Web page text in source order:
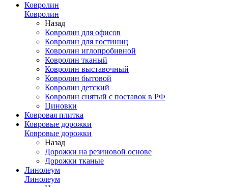
Ковролин
Ковролин
Назад
Ковролин для офисов
Ковролин для гостиниц
Ковролин иглопробивной
Ковролин тканый
Ковролин выставочный
Ковролин бытовой
Ковролин детский
Ковролин снятый с поставок в РФ
Циновки
Ковровая плитка
Ковровые дорожки
Ковровые дорожки
Назад
Дорожки на резиновой основе
Дорожки тканые
Линолеум
Линолеум